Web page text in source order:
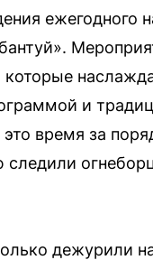
ежегодного
которые
и
время за
следили
дежурили